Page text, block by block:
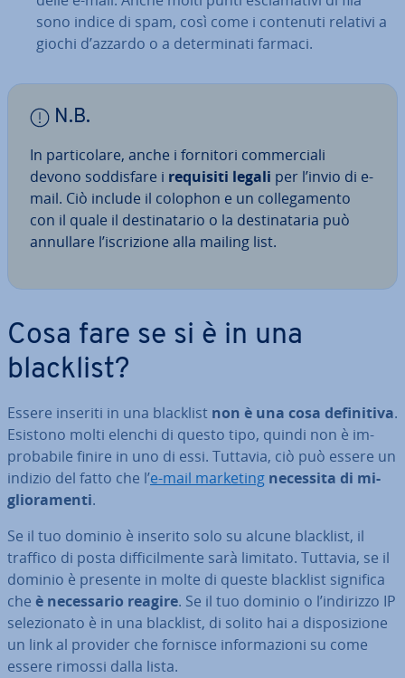
sono indice di spam, così come i contenuti relativi a
giochi d’azzardo o a de­ter­mi­na­ti farmaci.
N.B.
In par­ti­co­la­re, anche i fornitori com­mer­cia­li
devono sod­di­sfa­re i requisiti legali per l’invio di e-
mail. Ciò include il colophon e un col­le­ga­men­to
con il quale il de­sti­na­ta­rio o la de­sti­na­ta­ria può
annullare l’iscri­zio­ne alla mailing list.
Cosa fare se si è in una
blacklist?
Essere inseriti in una blacklist non è una cosa de­fi­ni­ti­va.
Esistono molti elenchi di questo tipo, quindi non è im­
pro­ba­bi­le finire in uno di essi. Tuttavia, ciò può essere un
indizio del fatto che l’e-mail marketing necessita di mi­
glio­ra­men­ti.
Se il tuo dominio è inserito solo su alcune blacklist, il
traffico di posta dif­fi­cil­men­te sarà limitato. Tuttavia, se il
dominio è presente in molte di queste blacklist significa
che è ne­ces­sa­rio reagire. Se il tuo dominio o l’indirizzo IP
se­le­zio­na­to è in una blacklist, di solito hai a di­spo­si­zio­ne
un link al provider che fornisce in­for­ma­zio­ni su come
essere rimossi dalla lista.